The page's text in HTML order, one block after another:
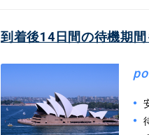
到着後14日間の待機期